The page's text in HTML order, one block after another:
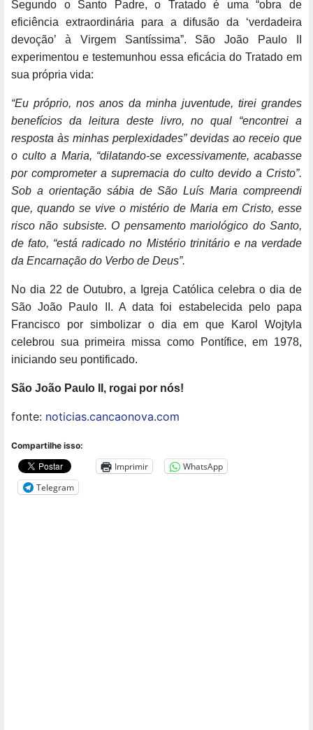
Segundo o Santo Padre, o Tratado é uma “obra de
eficiência extraordinária para a difusão da ‘verdadeira
devoção’ à Virgem Santíssima”. São João Paulo II
experimentou e testemunhou essa eficácia do Tratado em
sua própria vida:
“Eu próprio, nos anos da minha juventude, tirei grandes
benefícios da leitura deste livro, no qual “encontrei a
resposta às minhas perplexidades” devidas ao receio que
o culto a Maria, “dilatando-se excessivamente, acabasse
por comprometer a supremacia do culto devido a Cristo”.
Sob a orientação sábia de São Luís Maria compreendi
que, quando se vive o mistério de Maria em Cristo, esse
risco não subsiste. O pensamento mariológico do Santo,
de fato, “está radicado no Mistério trinitário e na verdade
da Encarnação do Verbo de Deus”.
No dia 22 de Outubro, a Igreja Católica celebra o dia de
São João Paulo II. A data foi estabelecida pelo papa
Francisco por simbolizar o dia em que Karol Wojtyla
celebrou sua primeira missa como Pontífice, em 1978,
iniciando seu pontificado.
São João Paulo II, rogai por nós!
fonte: noticias.cancaonova.com
Compartilhe isso:
Imprimir
WhatsApp
Telegram